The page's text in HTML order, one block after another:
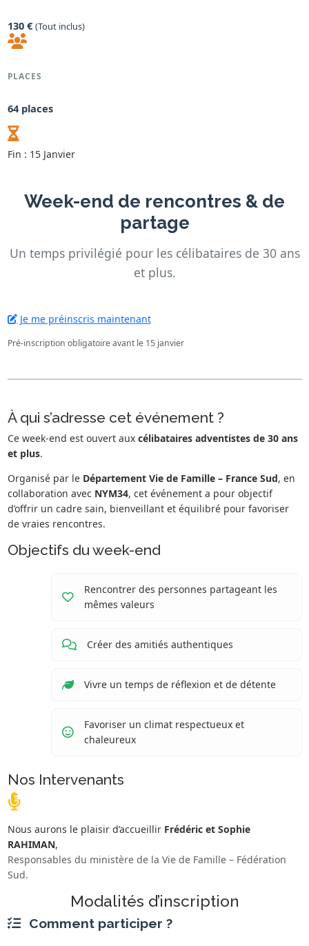
130 € (Tout inclus)
PLACES
64 places
Fin : 15 Janvier
Week-end de rencontres & de
partage
Un temps privilégié pour les célibataires de 30 ans
et plus.
Je me préinscris maintenant
Pré-inscription obligatoire avant le 15 janvier
À qui s’adresse cet événement ?
Ce week-end est ouvert aux célibataires adventistes de 30 ans
et plus.
Organisé par le Département Vie de Famille – France Sud, en
collaboration avec NYM34, cet événement a pour objectif
d’offrir un cadre sain, bienveillant et équilibré pour favoriser
de vraies rencontres.
Objectifs du week-end
Rencontrer des personnes partageant les
mêmes valeurs
Créer des amitiés authentiques
Vivre un temps de réflexion et de détente
Favoriser un climat respectueux et
chaleureux
Nos Intervenants
Nous aurons le plaisir d’accueillir Frédéric et Sophie
RAHIMAN,
Responsables du ministère de la Vie de Famille – Fédération
Sud.
Modalités d’inscription
Comment participer ?